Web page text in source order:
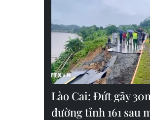
Lào Cai: Đứt gãy
đường tỉnh 161 sau